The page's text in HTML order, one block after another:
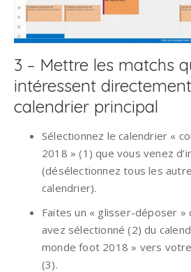
3 – Mettre les matchs
intéressent
calendrier principal
Sélectionnez le calendrier «
2018 » (1) que vous venez
(désélectionnez tous les
calendrier).
Faites un « glisser-déposer »
avez sélectionné (2) du
monde foot 2018 » vers
(3).